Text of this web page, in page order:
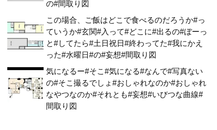
の#間取り図
この場合、ご飯はどこで食べるのだろうか#っ
ていうか#玄関#入って#どこに#出るの#ぼーっ
と#してたら#土日祝日#終わってた#我にかえ
った#水曜日#の#妄想#間取り図
気になるー#そこ#気になる#なんで#写真ない
の#そこ撮るでしょ#おしゃれなのか#おしゃれ
なやつなのか#それとも#妄想#いびつな曲線#
間取り図